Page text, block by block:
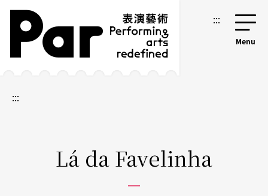
跳到主要內容區塊
網站導覽 :::
:::
Lá da Favelinha